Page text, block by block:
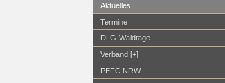
Aktuelles
Termine
DLG-Waldtage
Verband [+]
PEFC NRW